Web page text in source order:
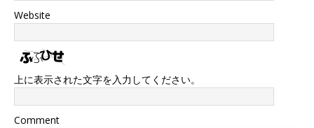
Website
上に表示された文字を入力してください。
Comment